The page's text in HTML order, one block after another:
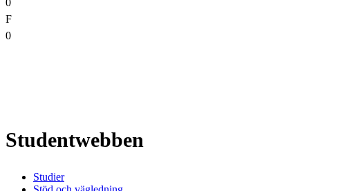
0
F
0
Studentwebben
Studier